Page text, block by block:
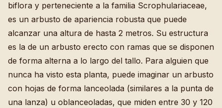
biflora y perteneciente a la familia Scrophulariaceae,
es un arbusto de apariencia robusta que puede
alcanzar una altura de hasta 2 metros. Su estructura
es la de un arbusto erecto con ramas que se disponen
de forma alterna a lo largo del tallo. Para alguien que
nunca ha visto esta planta, puede imaginar un arbusto
con hojas de forma lanceolada (similares a la punta de
una lanza) u oblanceoladas, que miden entre 30 y 120